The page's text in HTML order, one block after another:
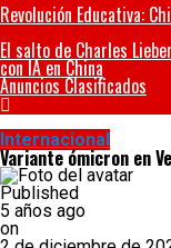
Revolución Educativa:
El salto de Charles
con IA en China
Anuncios Clasificados
Internacional
Variante ómicron en
Published
5 años ago
on